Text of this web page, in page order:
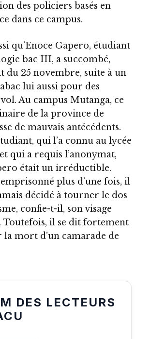
des policiers basés en
dans ce campus.
qu’Enoce Gapero, étudiant
bac III, a succombé,
du 25 novembre, suite à un
lui aussi pour des
Au campus Mutanga, ce
de la province de
de mauvais antécédents.
qui l’a connu au lycée
qui a requis l’anonymat,
était un irréductible.
plus d’une fois, il
décidé à tourner le dos
confie-t-il, son visage
Toutefois, il se dit fortement
la mort d’un camarade de
DES LECTEURS